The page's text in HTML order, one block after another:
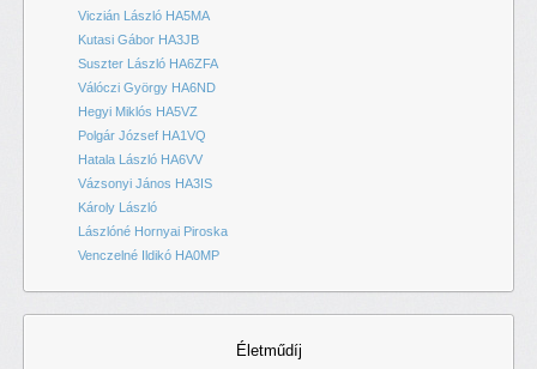
Viczián László HA5MA
Kutasi Gábor HA3JB
Suszter László HA6ZFA
Válóczi György HA6ND
Hegyi Miklós HA5VZ
Polgár József HA1VQ
Hatala László HA6VV
Vázsonyi János HA3IS
Károly László
Lászlóné Hornyai Piroska
Venczelné Ildikó HA0MP
Életműdíj